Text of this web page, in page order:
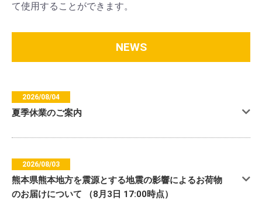
て使用することができます。
NEWS
2026/08/04
夏季休業のご案内
2026/08/03
熊本県熊本地方を震源とする地震の影響によるお荷物
のお届けについて （8月3日 17:00時点）